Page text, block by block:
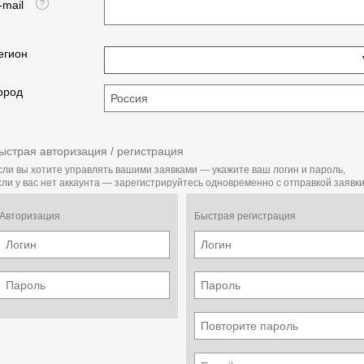
mail
авторизация / регистрация
вы хотите управлять вашими заявками — укажите ваш логин и пароль,
у вас нет аккаунта — зарегистрируйтесь одновременно с отправкой
Авторизация Быстрая регистрация